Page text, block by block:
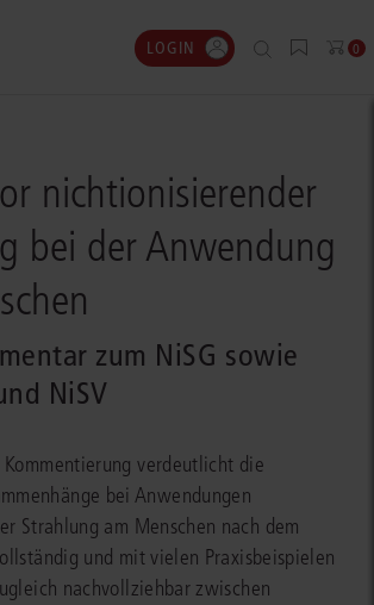
LOGIN 0
nichtionisierender
bei der Anwendung
zum NiSG sowie
NiSV
verdeutlicht die
bei Anwendungen
Strahlung am Menschen nach dem
und mit vielen Praxisbeispielen
nachvollziehbar zwischen